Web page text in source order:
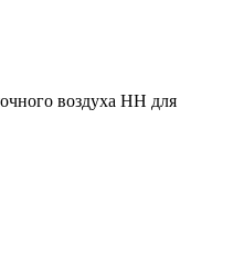
воздуха НН для